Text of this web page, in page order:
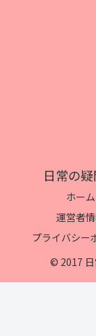
日常の
ホーム
運営者
プライバシー
© 2017 日